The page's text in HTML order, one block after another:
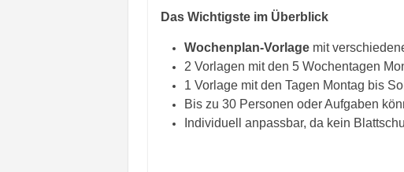
Das Wichtigste im Überblick
Wochenplan-Vorlage mit
2 Vorlagen mit den 5 Wochentagen
1 Vorlage mit den Tagen Montag bis
Bis zu 30 Personen oder Aufgaben
Individuell anpassbar, da kein